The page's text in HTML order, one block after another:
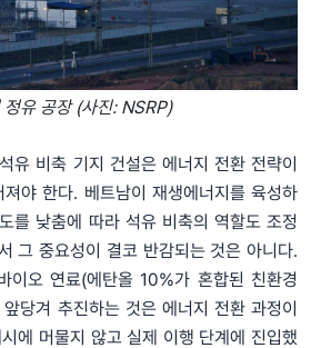
정유 공장 (사진: NSRP)
유 비축 기지 건설은 에너지 전환 전략이
야 한다. 베트남이 재생에너지를 육성하
를 낮춤에 따라 석유 비축의 역할도 조정
그 중요성이 결코 반감되는 것은 아니다.
이오 연료(에탄올 10%가 혼합된 친환경
당겨 추진하는 것은 에너지 전환 과정이
에 머물지 않고 실제 이행 단계에 진입했